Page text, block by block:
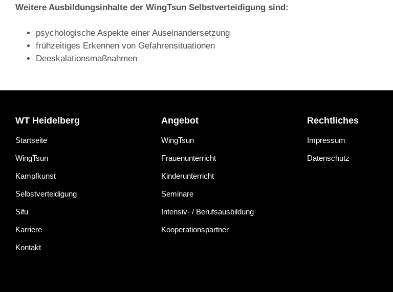
Weitere Ausbildungsinhalte der WingTsun Selbstverteidigung sind:
psychologische Aspekte einer Auseinandersetzung
frühzeitiges Erkennen von Gefahrensituationen
Deeskalationsmaßnahmen
WT Heidelberg
Startseite
WingTsun
Kampfkunst
Selbstverteidigung
Sifu
Karriere
Kontakt
Angebot
WingTsun
Frauenunterricht
Kinderunterricht
Seminare
Intensiv- / Berufsausbildung
Kooperationspartner
Rechtliches
Impressum
Datenschutz